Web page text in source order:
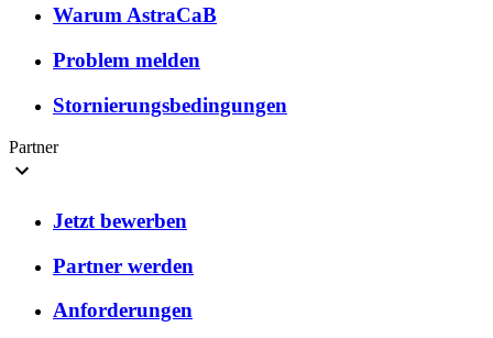
Warum AstraCaB
Problem melden
Stornierungsbedingungen
Partner
Jetzt bewerben
Partner werden
Anforderungen